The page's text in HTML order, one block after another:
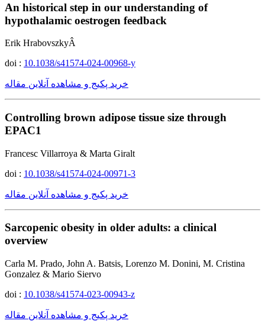
An historical step in our understanding of
hypothalamic oestrogen feedback
Erik HrabovszkyÂ
doi : 10.1038/s41574-024-00968-y
خرید پکیج و مشاهده آنلاین مقاله
Controlling brown adipose tissue size through
EPAC1
Francesc Villarroya & Marta Giralt
doi : 10.1038/s41574-024-00971-3
خرید پکیج و مشاهده آنلاین مقاله
Sarcopenic obesity in older adults: a clinical
overview
Carla M. Prado, John A. Batsis, Lorenzo M. Donini, M. Cristina
Gonzalez & Mario Siervo
doi : 10.1038/s41574-023-00943-z
خرید پکیج و مشاهده آنلاین مقاله